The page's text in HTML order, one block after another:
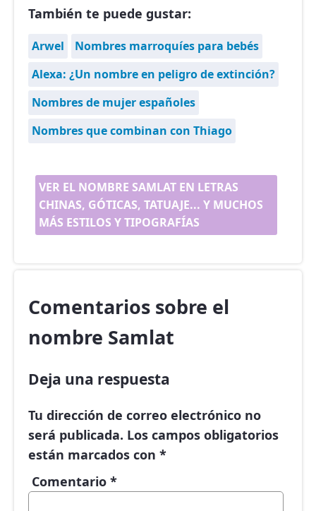
También te puede gustar:
Arwel
Nombres marroquíes para bebés
Alexa: ¿Un nombre en peligro de extinción?
Nombres de mujer españoles
Nombres que combinan con Thiago
VER EL NOMBRE SAMLAT EN LETRAS
CHINAS, GÓTICAS, TATUAJE... Y MUCHOS
MÁS ESTILOS Y TIPOGRAFÍAS
Comentarios sobre el
nombre Samlat
Deja una respuesta
Tu dirección de correo electrónico no
será publicada. Los campos obligatorios
están marcados con *
Comentario *